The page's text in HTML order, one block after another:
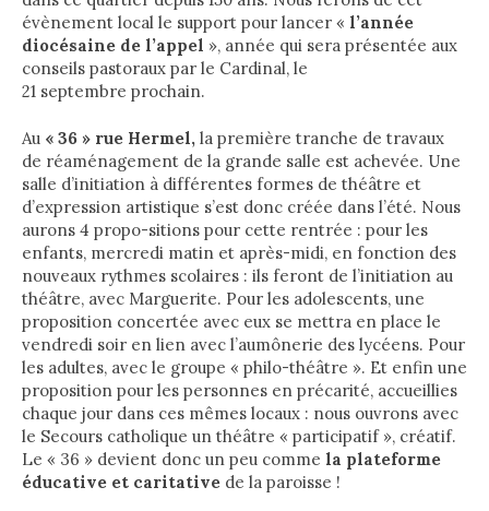
évènement local le support pour lancer « l’année
diocésaine de l’appel », année qui sera présentée aux
conseils pastoraux par le Cardinal, le
21 septembre prochain.
Au « 36 » rue Hermel, la première tranche de travaux
de réaménagement de la grande salle est achevée. Une
salle d’initiation à différentes formes de théâtre et
d’expression artistique s’est donc créée dans l’été. Nous
aurons 4 propo-sitions pour cette rentrée : pour les
enfants, mercredi matin et après-midi, en fonction des
nouveaux rythmes scolaires : ils feront de l’initiation au
théâtre, avec Marguerite. Pour les adolescents, une
proposition concertée avec eux se mettra en place le
vendredi soir en lien avec l’aumônerie des lycéens. Pour
les adultes, avec le groupe « philo-théâtre ». Et enfin une
proposition pour les personnes en précarité, accueillies
chaque jour dans ces mêmes locaux : nous ouvrons avec
le Secours catholique un théâtre « participatif », créatif.
Le « 36 » devient donc un peu comme la plateforme
éducative et caritative de la paroisse !